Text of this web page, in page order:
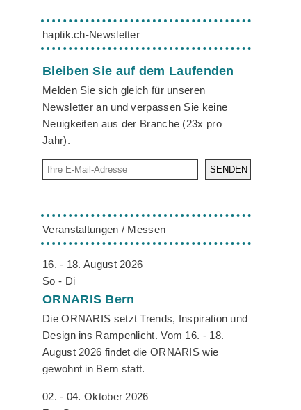
haptik.ch-Newsletter
Bleiben Sie auf dem Laufenden
Melden Sie sich gleich für unseren
Newsletter an und verpassen Sie keine
Neuigkeiten aus der Branche (23x pro
Jahr).
SENDEN
Veranstaltungen / Messen
16. - 18. August 2026
So - Di
ORNARIS Bern
Die ORNARIS setzt Trends, Inspiration und
Design ins Rampenlicht. Vom 16. - 18.
August 2026 findet die ORNARIS wie
gewohnt in Bern statt.
02. - 04. Oktober 2026